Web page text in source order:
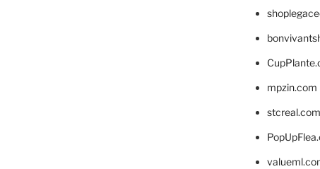
mpzin.com
stcreal.com